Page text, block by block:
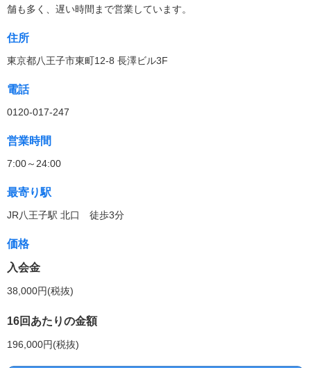
舗も多く、遅い時間まで営業しています。
住所
東京都八王子市東町12-8 長澤ビル3F
電話
0120-017-247
営業時間
7:00～24:00
最寄り駅
JR八王子駅 北口 徒歩3分
価格
入会金
38,000円(税抜)
16回あたりの金額
196,000円(税抜)